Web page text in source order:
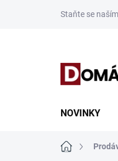
Staňte se
NOVINKY
Domů